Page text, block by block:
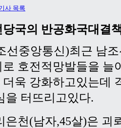
사 목록
국의 반공화국대결
선중앙통신)최근 남
호전적망발들을 늘
욱 강화하고있는데
을 터뜨리고있다.
은천(남자,45살)은 괴